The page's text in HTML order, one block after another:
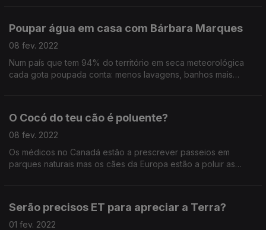
Poupar água em casa com Bárbara Marques
08 fev. 2022
Num país que tem 94% do território em seca meteorológica
cada gota poupada conta: menos lavagens, banhos mais
O Cocó do teu cão é poluente?
08 fev. 2022
Os médicos no Canadá estão a prescrever passeios em
parques naturais mas os cães da Europa estão a poluir as
Serão precisos ET para apreciar a Terra?
01 fev. 2022